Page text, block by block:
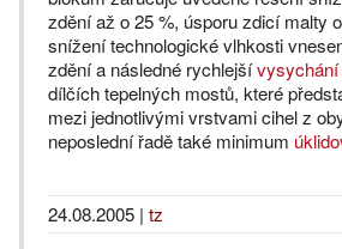
zdění až o 25 %, úsporu zdicí malty
snížení technologické vlhkosti
zdění a následné rychlejší
dílčích tepelných mostů, které
mezi jednotlivými vrstvami cihel z
neposlední řadě také minimum
24.08.2005 | tz